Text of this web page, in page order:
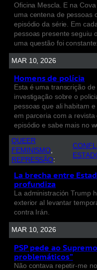
Oficina Mescla. E na
uma centena de pessoas
episódio da série. Em
pessoas presente seguiu
uma questão foi
MAR 10, 2026
Homens de polícia
Esta é uma transcrição
investigação sobre o
pessoas que ali habitam
em parceria com a
episódio e sabe mais no
QUEER
FEMINISMO
REPRESSÃO:
La brecha entre
profundiza
La administración Trump
exterior al levantar
contra Irán.
MAR 10, 2026
PSP pede ao
problemáticos”
Não contava repetir-me